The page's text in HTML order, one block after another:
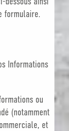
formulaire.
Informations
ou
(notamment
et